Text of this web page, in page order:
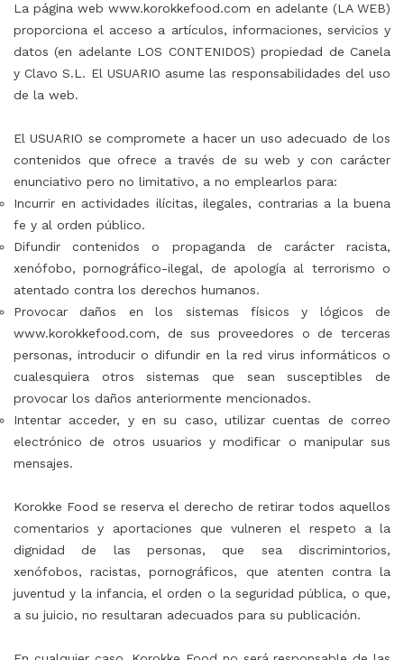
La página web www.korokkefood.com en adelante (LA WEB)
proporciona el acceso a artículos, informaciones, servicios y
datos (en adelante LOS CONTENIDOS) propiedad de Canela
y Clavo S.L. El USUARIO asume las responsabilidades del uso
de la web.
El USUARIO se compromete a hacer un uso adecuado de los
contenidos que ofrece a través de su web y con carácter
enunciativo pero no limitativo, a no emplearlos para:
Incurrir en actividades ilícitas, ilegales, contrarias a la buena
fe y al orden público.
Difundir contenidos o propaganda de carácter racista,
xenófobo, pornográfico-ilegal, de apología al terrorismo o
atentado contra los derechos humanos.
Provocar daños en los sistemas físicos y lógicos de
www.korokkefood.com, de sus proveedores o de terceras
personas, introducir o difundir en la red virus informáticos o
cualesquiera otros sistemas que sean susceptibles de
provocar los daños anteriormente mencionados.
Intentar acceder, y en su caso, utilizar cuentas de correo
electrónico de otros usuarios y modificar o manipular sus
mensajes.
Korokke Food se reserva el derecho de retirar todos aquellos
comentarios y aportaciones que vulneren el respeto a la
dignidad de las personas, que sea discrimintorios,
xenófobos, racistas, pornográficos, que atenten contra la
juventud y la infancia, el orden o la seguridad pública, o que,
a su juicio, no resultaran adecuados para su publicación.